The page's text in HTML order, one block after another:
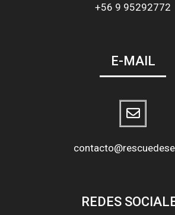
+56 9 95292772
E-MAIL
REDES